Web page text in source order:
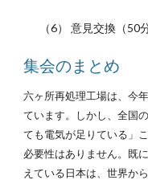
（6） 意見交換（50
集会のまとめ
六ヶ所再処理工場は、今
ています。しかし、全国
ても電気が足りている」
必要性はありません。既
えている日本は、世界か